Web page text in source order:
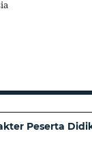
Peserta